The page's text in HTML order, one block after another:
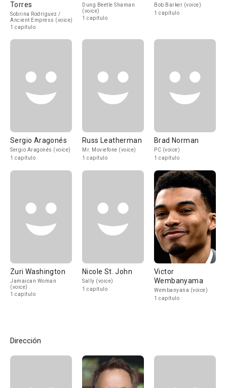
Torres
Sobrina Rodriguez /
Ancient Empress (voice)
1 capítulo
Dung Beetle Shaman
(voice)
1 capítulo
Bob Barker (voice)
1 capítulo
Sergio Aragonés
Sergio Aragonés (voice)
1 capítulo
Russ Leatherman
Mr. Moviefone (voice)
1 capítulo
Brad Norman
PC (voice)
1 capítulo
Zuri Washington
Jamaican Woman
(voice)
1 capítulo
Nicole St. John
Sally (voice)
1 capítulo
Victor
Wembanyama
Wembanyana (voice)
1 capítulo
Dirección